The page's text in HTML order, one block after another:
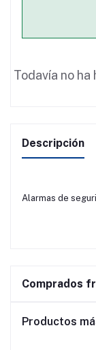
Todavía no
Descripción
Alarmas de
Comprados
Productos